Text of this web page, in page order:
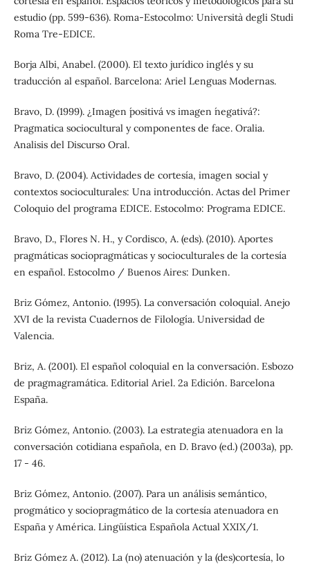
estudio (pp. 599-636). Roma-Estocolmo: Università degli Studi
Roma Tre-EDICE.
Borja Albi, Anabel. (2000). El texto jurídico inglés y su
traducción al español. Barcelona: Ariel Lenguas Modernas.
Bravo, D. (1999). ¿Imagen ´positiva´ vs imagen ´negativa´?:
Pragmatica sociocultural y componentes de face. Oralia.
Analisis del Discurso Oral.
Bravo, D. (2004). Actividades de cortesía, imagen social y
contextos socioculturales: Una introducción. Actas del Primer
Coloquio del programa EDICE. Estocolmo: Programa EDICE.
Bravo, D., Flores N. H., y Cordisco, A. (eds). (2010). Aportes
pragmáticas sociopragmáticas y socioculturales de la cortesía
en español. Estocolmo / Buenos Aires: Dunken.
Briz Gómez, Antonio. (1995). La conversación coloquial. Anejo
XVI de la revista Cuadernos de Filología. Universidad de
Valencia.
Briz, A. (2001). El español coloquial en la conversación. Esbozo
de pragmagramática. Editorial Ariel. 2a Edición. Barcelona
España.
Briz Gómez, Antonio. (2003). La estrategia atenuadora en la
conversación cotidiana española, en D. Bravo (ed.) (2003a), pp.
17 - 46.
Briz Gómez, Antonio. (2007). Para un análisis semántico,
progmático y sociopragmático de la cortesía atenuadora en
España y América. Lingüística Española Actual XXIX/1.
Briz Gómez A. (2012). La (no) atenuación y la (des)cortesía, lo